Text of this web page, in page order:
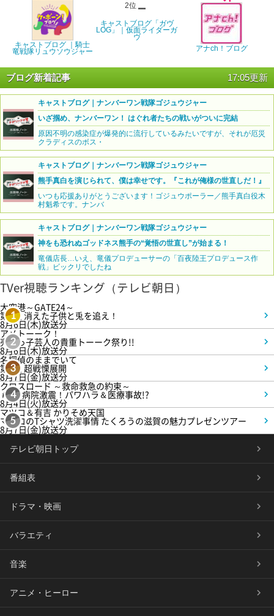
キャストブログ ｜騎士
竜戦隊リュウソウジャー
2位
キャストブログ「ガヴ
LOG」｜仮面ライダーガ
ヴ
アナch！ブログ
ブログ新着記事 17:05更新
キャストブログ｜ナンバーワン戦隊ゴジュウジャー
いざ掴め、ナンバーワン！ はぐれ者たちの戦いがついに完結
原因不明の感染症が爆発的に流行しているみたいですが、それが厄災
クラディスのボス・
キャストブログ｜ナンバーワン戦隊ゴジュウジャー
熊手真白を演じられて、僕は幸せです。『これが俺様の世直しだ！』
いつも応援ありがとうございます！ゴジュウポーラー／熊手真白役木
村魁希です。ナンバ
キャストブログ｜ナンバーワン戦隊ゴジュウジャー
神をも恐れぬゴッドネス熊手の“覚悟の世直し”が始まる！
竜儀店長…いえ、竜儀プロデューサーの「百夜陸王プロデュース作
戦」ビックリでしたね
TVer視聴ランキング（テレビ朝日）
1
大空港～GATE24～
第3話 消えた子供と兎を追え！
8月6日(木)放送分
2
アメトーーク！
売れっ子芸人の貴重トーーク祭り!!
8月6日(木)放送分
3
名探偵のままでいて
第4話 超戦慄展開
8月7日(金)放送分
4
クロスロード ～救命救急の約束～
＃5 病院激震！パワハラ＆医療事故!?
8月4日(火)放送分
5
マツコ＆有吉 かりそめ天国
マツコのTシャツ洗濯事情 たくろうの滋賀の魅力プレゼンツアー
8月7日(金)放送分
テレビ朝日トップ
番組表
ドラマ・映画
バラエティ
音楽
アニメ・ヒーロー